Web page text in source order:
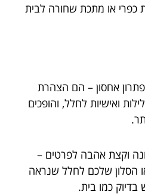
כפרי או מתכת שחורה לבית
אחסון – הם הצהרת
ואישיות לחלל, והופכים
וקצת אהבה לפרטים –
הסלון שלכם לחלל שנראה
בדיוק כמו בית.